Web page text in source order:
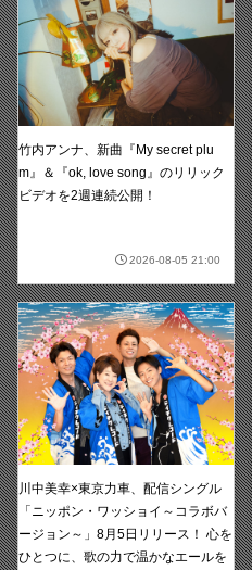
竹内アンナ、新曲『My secret plu
m』＆『ok, love song』のリリック
ビデオを2週連続公開！
2026-08-05 21:00
川中美幸×東京力車、配信シングル
「ニッポン・ワッショイ～コラボバ
ージョン～」8月5日リリース！ 心を
ひとつに、歌の力で温かなエールを